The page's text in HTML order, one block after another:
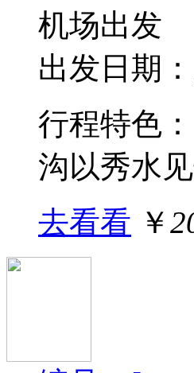
机场出发
出发日期：
行程特色
沟以秀水
去看看 ￥